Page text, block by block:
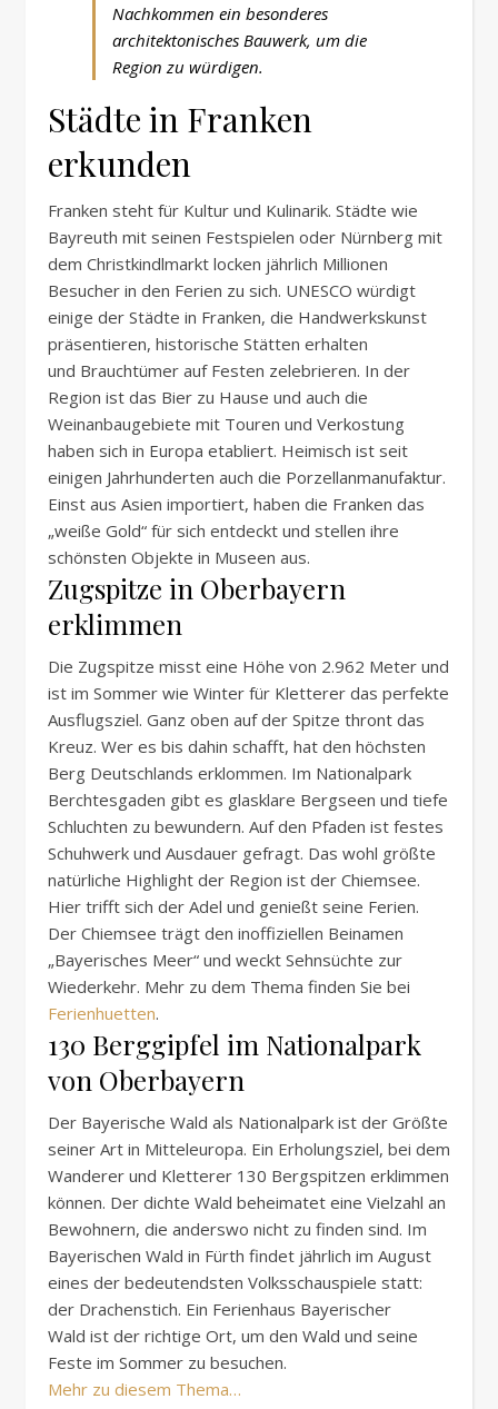
Nachkommen ein besonderes
architektonisches Bauwerk, um die
Region zu würdigen.
Städte in Franken
erkunden
Franken steht für Kultur und Kulinarik. Städte wie
Bayreuth mit seinen Festspielen oder Nürnberg mit
dem Christkindlmarkt locken jährlich Millionen
Besucher in den Ferien zu sich. UNESCO würdigt
einige der Städte in Franken, die Handwerkskunst
präsentieren, historische Stätten erhalten
und Brauchtümer auf Festen zelebrieren. In der
Region ist das Bier zu Hause und auch die
Weinanbaugebiete mit Touren und Verkostung
haben sich in Europa etabliert. Heimisch ist seit
einigen Jahrhunderten auch die Porzellanmanufaktur.
Einst aus Asien importiert, haben die Franken das
„weiße Gold“ für sich entdeckt und stellen ihre
schönsten Objekte in Museen aus.
Zugspitze in Oberbayern
erklimmen
Die Zugspitze misst eine Höhe von 2.962 Meter und
ist im Sommer wie Winter für Kletterer das perfekte
Ausflugsziel. Ganz oben auf der Spitze thront das
Kreuz. Wer es bis dahin schafft, hat den höchsten
Berg Deutschlands erklommen. Im Nationalpark
Berchtesgaden gibt es glasklare Bergseen und tiefe
Schluchten zu bewundern. Auf den Pfaden ist festes
Schuhwerk und Ausdauer gefragt. Das wohl größte
natürliche Highlight der Region ist der Chiemsee.
Hier trifft sich der Adel und genießt seine Ferien.
Der Chiemsee trägt den inoffiziellen Beinamen
„Bayerisches Meer“ und weckt Sehnsüchte zur
Wiederkehr. Mehr zu dem Thema finden Sie bei
Ferienhuetten.
130 Berggipfel im Nationalpark
von Oberbayern
Der Bayerische Wald als Nationalpark ist der Größte
seiner Art in Mitteleuropa. Ein Erholungsziel, bei dem
Wanderer und Kletterer 130 Bergspitzen erklimmen
können. Der dichte Wald beheimatet eine Vielzahl an
Bewohnern, die anderswo nicht zu finden sind. Im
Bayerischen Wald in Fürth findet jährlich im August
eines der bedeutendsten Volksschauspiele statt:
der Drachenstich. Ein Ferienhaus Bayerischer
Wald ist der richtige Ort, um den Wald und seine
Feste im Sommer zu besuchen.
Mehr zu diesem Thema…